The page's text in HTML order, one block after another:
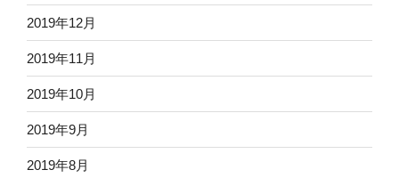
2019年12月
2019年11月
2019年10月
2019年9月
2019年8月